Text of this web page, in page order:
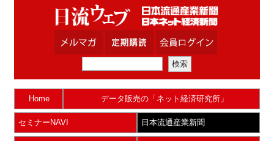
Home データ販売の「ネット経済研究所」
セミナーNAVI 日本流通産業新聞